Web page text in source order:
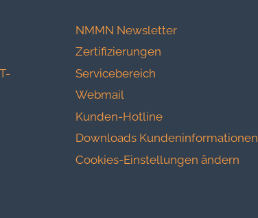
NMMN Newsletter
Zertifizierungen
Servicebereich
Webmail
Kunden-Hotline
Downloads Kundeninformationen
Cookies-Einstellungen ändern